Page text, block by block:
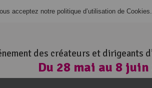
acceptez notre politique d’utilisation de Cookies.
des créateurs et dirigeants
Du 28 mai au 8 juin
100% Haute-Savoie